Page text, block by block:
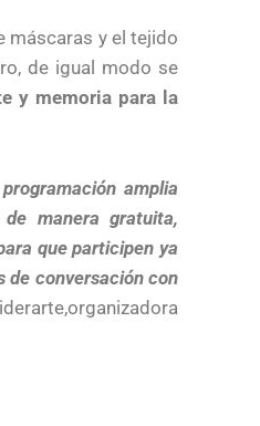
máscaras y el tejido
de igual modo se
y memoria para la
amplia
manera gratuita,
que participen ya
de conversación con